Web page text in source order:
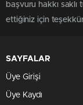
başvuru hakkı
ettiğiniz için
SAYFALAR
Üye Girişi
Üye Kaydı